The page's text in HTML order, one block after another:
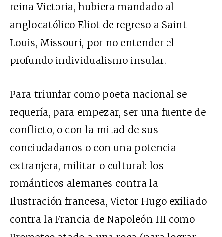
reina Victoria, hubiera mandado al
anglocatólico Eliot de regreso a Saint
Louis, Missouri, por no entender el
profundo individualismo insular.
Para triunfar como poeta nacional se
requería, para empezar, ser una fuente de
conflicto, o con la mitad de sus
conciudadanos o con una potencia
extranjera, militar o cultural: los
románticos alemanes contra la
Ilustración francesa, Victor Hugo exiliado
contra la Francia de Napoleón III como